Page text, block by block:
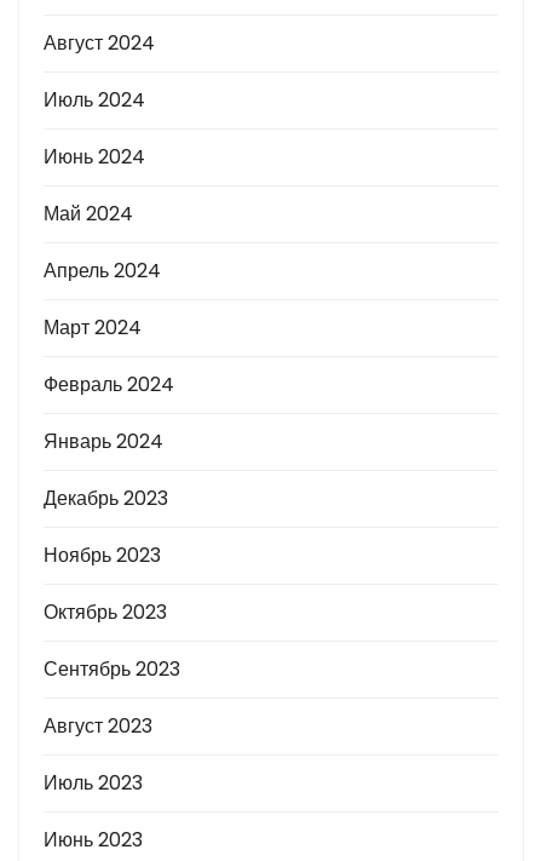
Август 2024
Июль 2024
Июнь 2024
Май 2024
Апрель 2024
Март 2024
Февраль 2024
Январь 2024
Декабрь 2023
Ноябрь 2023
Октябрь 2023
Сентябрь 2023
Август 2023
Июль 2023
Июнь 2023